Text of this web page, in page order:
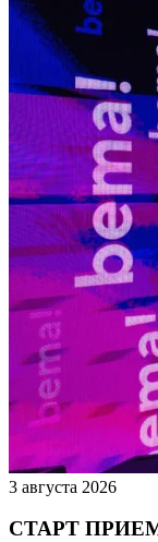
3 августа 2026
СТАРТ